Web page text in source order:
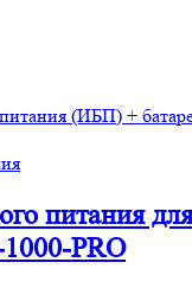
питания
PRO